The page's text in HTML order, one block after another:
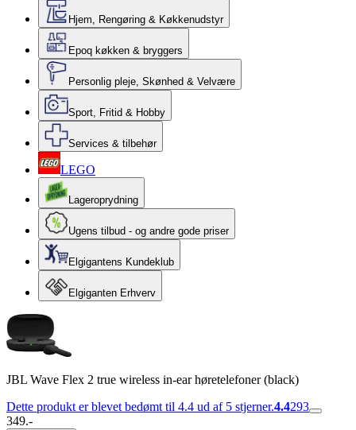
Hjem, Rengøring & Køkkenudstyr
Epoq køkken & bryggers
Personlig pleje, Skønhed & Velvære
Sport, Fritid & Hobby
Services & tilbehør
LEGO
Lageroprydning
Ugens tilbud - og andre gode priser
Elgigantens Kundeklub
Elgiganten Erhverv
JBL Wave Flex 2 true wireless in-ear høretelefoner (black)
Dette produkt er blevet bedømt til 4.4 ud af 5 stjerner.4.4293
349.-